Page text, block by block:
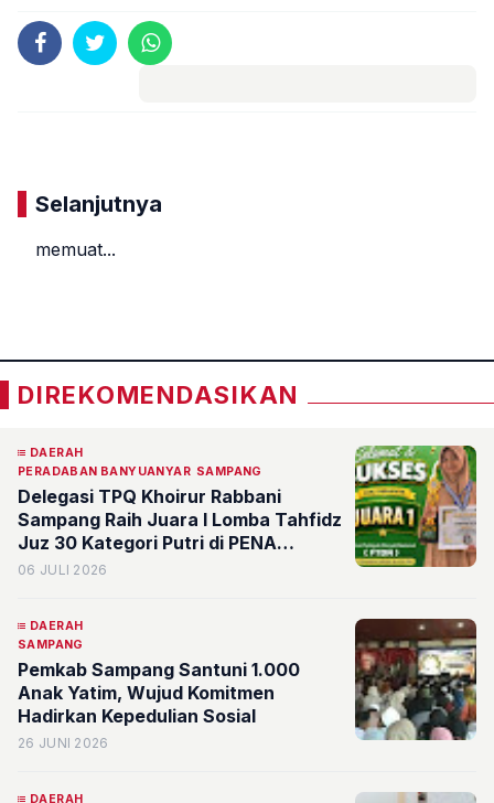
Selanjutnya
memuat...
DIREKOMENDASIKAN
DAERAH
PERADABAN BANYUANYAR SAMPANG
Delegasi TPQ Khoirur Rabbani
Sampang Raih Juara I Lomba Tahfidz
Juz 30 Kategori Putri di PENA
SANTRI 2026
06 JULI 2026
DAERAH
SAMPANG
Pemkab Sampang Santuni 1.000
Anak Yatim, Wujud Komitmen
Hadirkan Kepedulian Sosial
26 JUNI 2026
DAERAH